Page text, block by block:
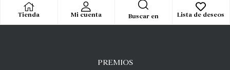
Tienda Mi cuenta Buscar en Lista de deseos
PREMIOS